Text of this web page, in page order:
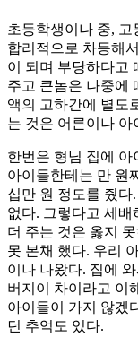
초등학생이나 중,
합리적으로 차등해
이 되며 부당하다고
주고 큰놈은 나중에
액의 고하간에 별도
는 것은 어른이나 아
한번은 형님 집에 아
아이들한테는 만 원
십만 원 정도를 줬다
없다. 그렇다고 세
더 주는 것은 옳지
못 본채 했다. 우리
이나 나왔다. 집에
버지이 차이라고 이
아이들이 가지 않겠
던 추억도 있다.